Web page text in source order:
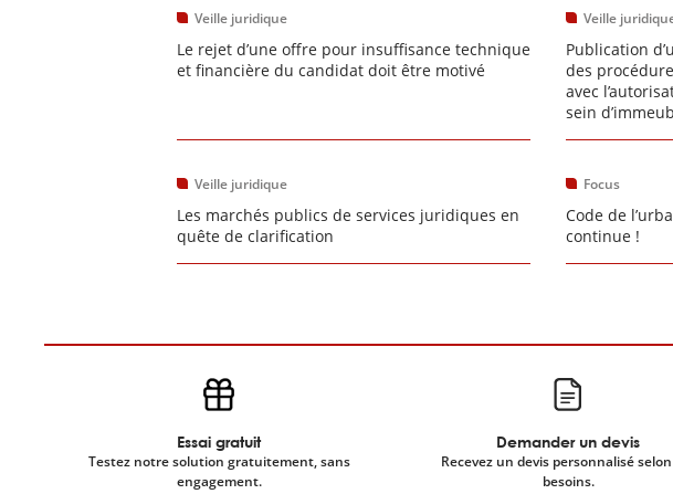
Veille juridique
Le rejet d’une offre pour insuffisance technique
et financière du candidat doit être motivé
Veille
Publication
des
avec
sein
Veille juridique
Les marchés publics de services juridiques en
quête de clarification
Focus
Code de
continue !
Essai gratuit
Testez notre solution gratuitement, sans
engagement.
Demander un devis
Recevez un devis personnalisé
besoins.